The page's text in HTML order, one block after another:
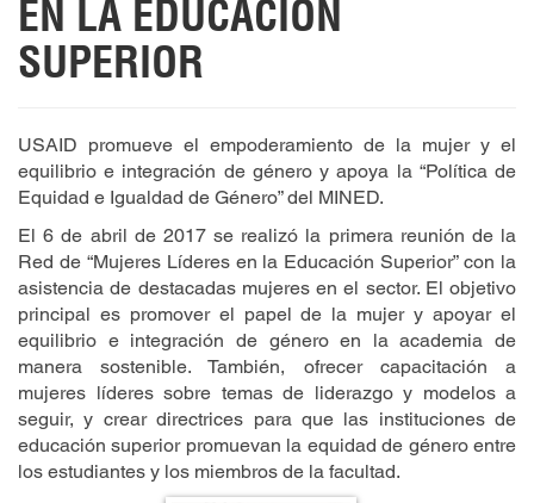
EN LA EDUCACIÓN
SUPERIOR
USAID promueve el empoderamiento de la mujer y el
equilibrio e integración de género y apoya la “Política de
Equidad e Igualdad de Género” del MINED.
El 6 de abril de 2017 se realizó la primera reunión de la
Red de “Mujeres Líderes en la Educación Superior” con la
asistencia de destacadas mujeres en el sector. El objetivo
principal es promover el papel de la mujer y apoyar el
equilibrio e integración de género en la academia de
manera sostenible. También, ofrecer capacitación a
mujeres líderes sobre temas de liderazgo y modelos a
seguir, y crear directrices para que las instituciones de
educación superior promuevan la equidad de género entre
los estudiantes y los miembros de la facultad.